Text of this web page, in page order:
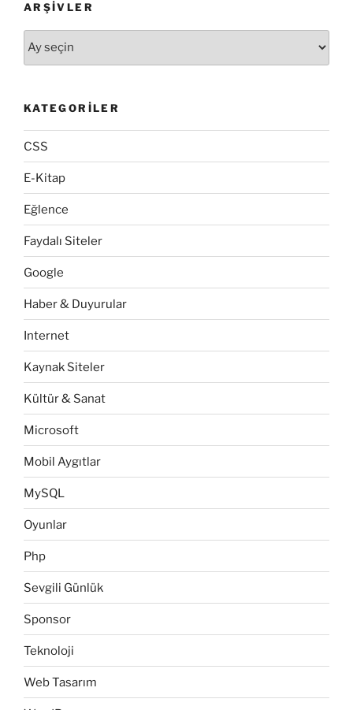
ARŞIVLER
KATEGORILER
CSS
E-Kitap
Eğlence
Faydalı Siteler
Google
Haber & Duyurular
Internet
Kaynak Siteler
Kültür & Sanat
Microsoft
Mobil Aygıtlar
MySQL
Oyunlar
Php
Sevgili Günlük
Sponsor
Teknoloji
Web Tasarım